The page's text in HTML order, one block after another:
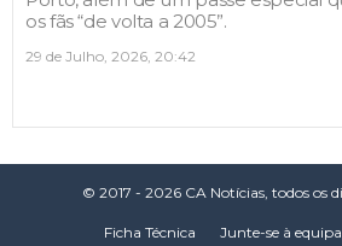
os fãs “de volta a 2005”.
29 de Julho, 2026, 20:42
© 2017 - 2026 CA Notícias, todos os
Ficha Técnica Junte-se à equipa